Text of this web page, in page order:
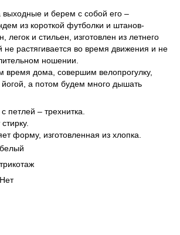
и берем с собой его –
из короткой футболки и штанов-
легок и стильен, изготовлен из летнего
не растягивается во время движения и не
ношении.
дома, совершим велопрогулку,
а потом будем много дышать
петлей – трехнитка.
форму, изготовленная из хлопка.
белый
трикотаж
Нет